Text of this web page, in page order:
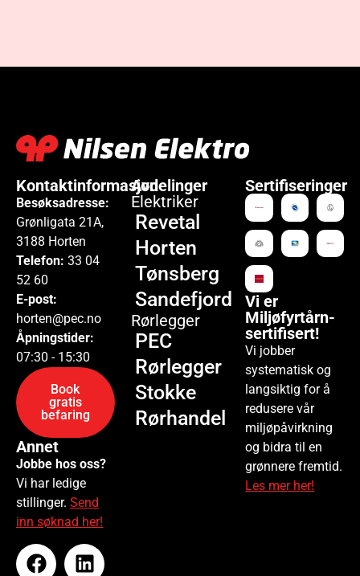
Kontaktinformasjon
Besøksadresse:
Grønligata 21A,
3188 Horten
Telefon: 33 04
52 60
E-post:
horten@pec.no
Åpningstider:
07:30 - 15:30
Book
gratis
befaring
Annet
Jobbe hos oss?
Vi har ledige
stillinger. Send
inn søknad her!
Avdelinger
Elektriker
Revetal
Horten
Tønsberg
Sandefjord
Rørlegger
PEC
Rørlegger
Stokke
Rørhandel
Sertifiseringer
Vi er
Miljøfyrtårn-
sertifisert!
Vi jobber
systematisk og
langsiktig for å
redusere vår
miljøpåvirkning
og bidra til en
grønnere fremtid.
Les mer her!